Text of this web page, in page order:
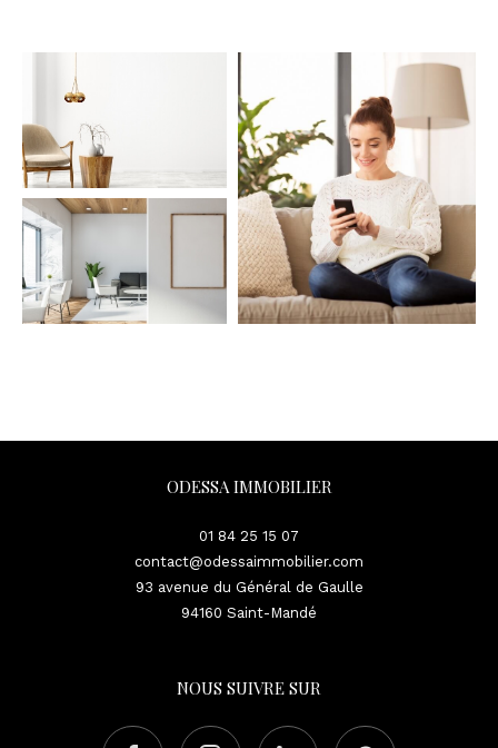
ODESSA IMMOBILIER
01 84 25 15 07
contact@odessaimmobilier.com
93 avenue du Général de Gaulle
94160
Saint-Mandé
NOUS SUIVRE SUR